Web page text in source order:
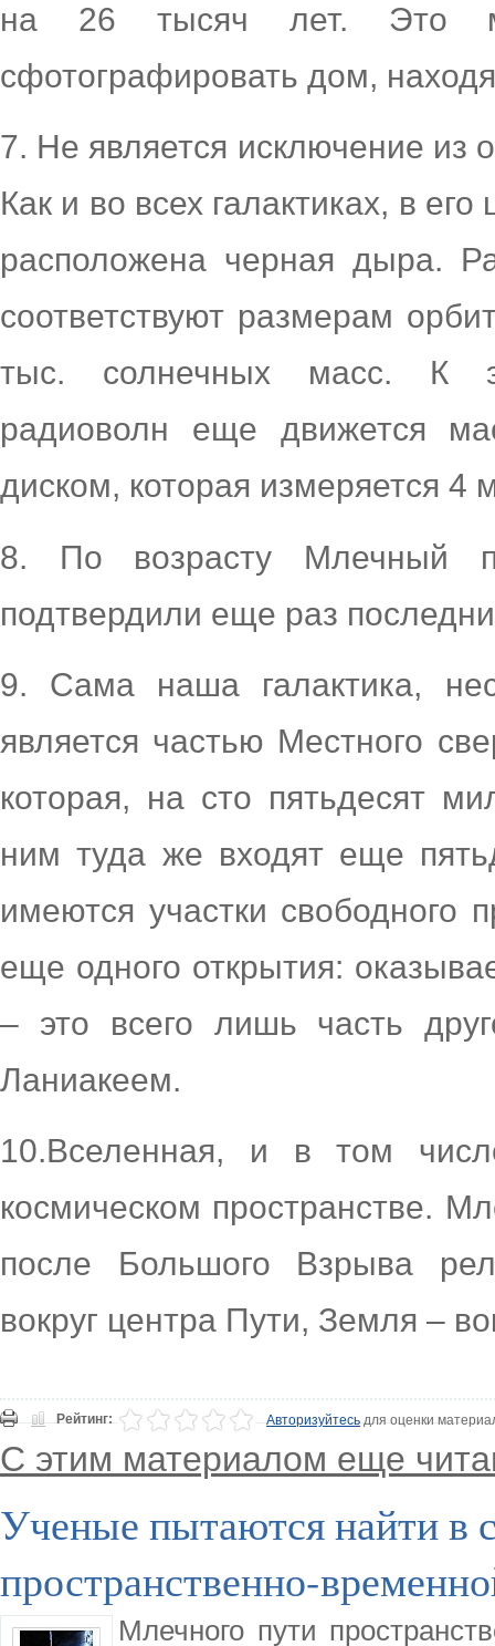
на 26 тысяч лет. Это
сфотографировать дом,
7. Не является исключение
Как и во всех галактиках, в
расположена черная дыра.
соответствуют размерам
тыс. солнечных масс. К
радиоволн еще движется
диском, которая измеряется 4
8. По возрасту Млечный
подтвердили еще раз
9. Сама наша галактика,
является частью Местного
которая, на сто пятьдесят
ним туда же входят еще
имеются участки свободного
еще одного открытия:
– это всего лишь часть
Ланиакеем.
10.Вселенная, и в том
космическом пространстве.
после Большого Взрыва
вокруг центра Пути, Земля –
Рейтинг: Авторизуйтесьдля оценки
С этим материалом еще
Ученые пытаются найти в
пространственно-
Млечного пути